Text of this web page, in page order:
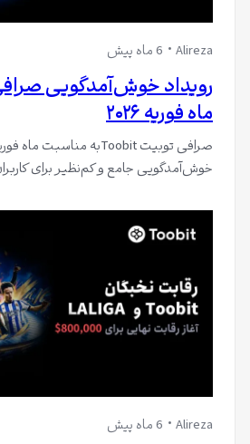
Alireza 6 ماه پیش
رویداد خوش‌آمدگویی
ماه فوریه ۲۰۲۶
خوش‌آمدگویی جامع و کم‌نظیر برای
Alireza 6 ماه پیش